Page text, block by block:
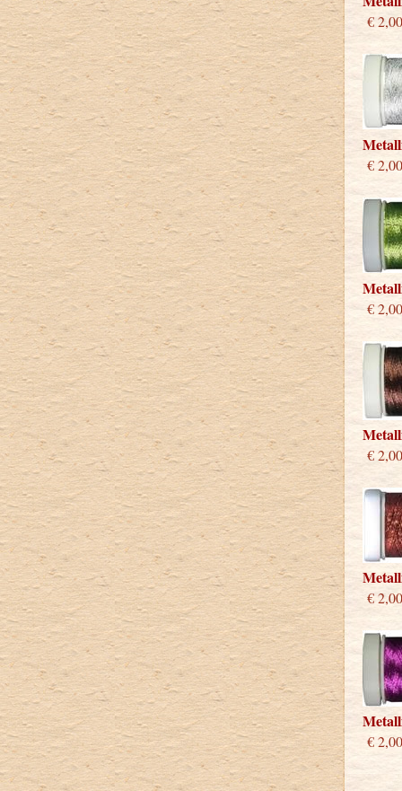
€ 2,00
€ 2,00
€ 2,00
€ 2,00
€ 2,00
€ 2,00